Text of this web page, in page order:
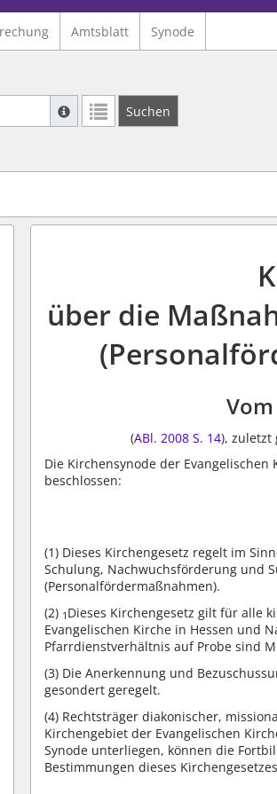
Amtsblatt Synode
Suche mit Platzhalter "*", Bsp.
Weitere Suchoperatoren finden Sie
Suchen
über die
(ABl. 2008 S. 14), zuletzt
Die Kirchensynode der
beschlossen:
(1) Dieses Kirchengesetz regelt im
Schulung, Nachwuchsförderung und
(Personalfördermaßnahmen).
(2) 1 Dieses Kirchengesetz gilt für alle
Evangelischen Kirche in Hessen und
Pfarrdienstverhältnis auf Probe sind
(3) Die Anerkennung und
gesondert geregelt.
(4) Rechtsträger diakonischer,
Kirchengebiet der Evangelischen
Synode unterliegen, können die
Bestimmungen dieses